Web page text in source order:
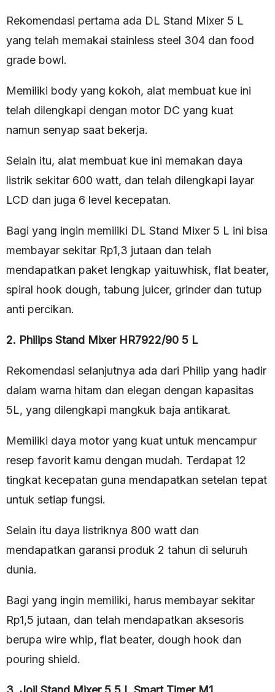
Rekomendasi pertama ada DL Stand Mixer 5 L
yang telah memakai stainless steel 304 dan food
grade bowl.
Memiliki body yang kokoh, alat membuat kue ini
telah dilengkapi dengan motor DC yang kuat
namun senyap saat bekerja.
Selain itu, alat membuat kue ini memakan daya
listrik sekitar 600 watt, dan telah dilengkapi layar
LCD dan juga 6 level kecepatan.
Bagi yang ingin memiliki DL Stand Mixer 5 L ini bisa
membayar sekitar Rp1,3 jutaan dan telah
mendapatkan paket lengkap yaituwhisk, flat beater,
spiral hook dough, tabung juicer, grinder dan tutup
anti percikan.
2. Philips Stand Mixer HR7922/90 5 L
Rekomendasi selanjutnya ada dari Philip yang hadir
dalam warna hitam dan elegan dengan kapasitas
5L, yang dilengkapi mangkuk baja antikarat.
Memiliki daya motor yang kuat untuk mencampur
resep favorit kamu dengan mudah. Terdapat 12
tingkat kecepatan guna mendapatkan setelan tepat
untuk setiap fungsi.
Selain itu daya listriknya 800 watt dan
mendapatkan garansi produk 2 tahun di seluruh
dunia.
Bagi yang ingin memiliki, harus membayar sekitar
Rp1,5 jutaan, dan telah mendapatkan aksesoris
berupa wire whip, flat beater, dough hook dan
pouring shield.